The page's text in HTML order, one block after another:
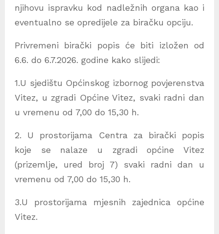
njihovu ispravku kod nadležnih organa kao i
eventualno se opredijele za biračku opciju.
Privremeni birački popis će biti izložen od
6.6. do 6.7.2026. godine kako slijedi:
1.U sjedištu Općinskog izbornog povjerenstva
Vitez, u zgradi Općine Vitez, svaki radni dan
u vremenu od 7,00 do 15,30 h.
2. U prostorijama Centra za birački popis
koje se nalaze u zgradi općine Vitez
(prizemlje, ured broj 7) svaki radni dan u
vremenu od 7,00 do 15,30 h.
3.U prostorijama mjesnih zajednica općine
Vitez.